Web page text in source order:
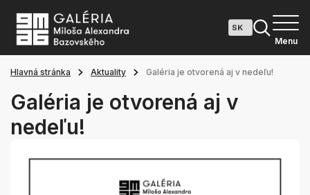
Menu
Hlavná stránka Aktuality Galéria je otvorená aj v nedeľu!
Galéria je otvorená aj v
nedeľu!